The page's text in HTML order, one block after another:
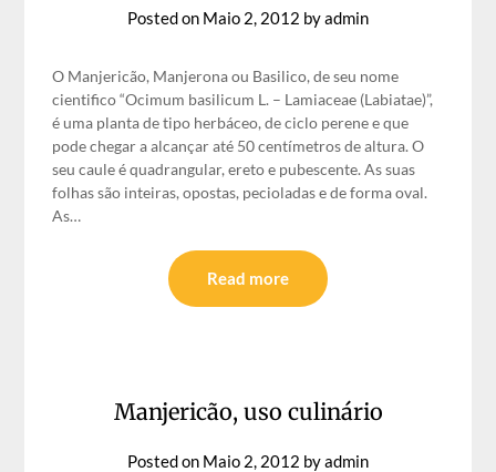
Posted on Maio 2, 2012 byadmin
O Manjericão, Manjerona ou Basilico, de seu nome
cientifico “Ocimum basilicum L. – Lamiaceae (Labiatae)”,
é uma planta de tipo herbáceo, de ciclo perene e que
pode chegar a alcançar até 50 centímetros de altura. O
seu caule é quadrangular, ereto e pubescente. As suas
folhas são inteiras, opostas, pecioladas e de forma oval.
As…
Read more
Manjericão, uso culinário
Posted on Maio 2, 2012 byadmin